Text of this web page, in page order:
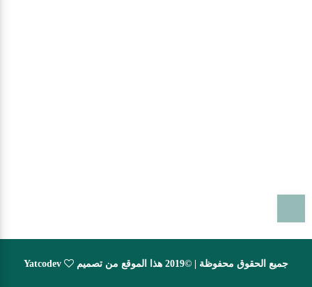
جميع الحقوق محفوظة | ©2019 هذا الموقع من تصميم Yatcodev